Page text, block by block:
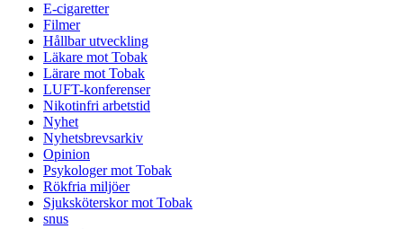
E-cigaretter
Filmer
Hållbar utveckling
Läkare mot Tobak
Lärare mot Tobak
LUFT-konferenser
Nikotinfri arbetstid
Nyhet
Nyhetsbrevsarkiv
Opinion
Psykologer mot Tobak
Rökfria miljöer
Sjuksköterskor mot Tobak
snus